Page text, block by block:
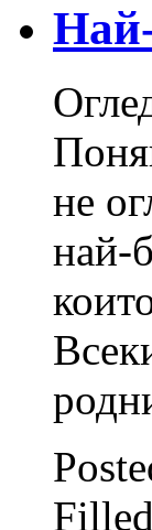
не
най-